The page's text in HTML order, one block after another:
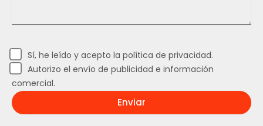
Sí, he leído y acepto la política de privacidad.
Autorizo el envío de publicidad e información
comercial.
Enviar